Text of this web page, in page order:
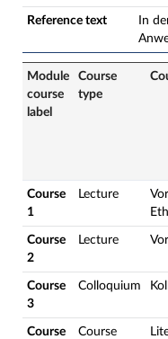
Reference text
In
Module
course
label
Course
type
Course
1
Lecture
Course
2
Lecture
Course
3
Colloquium
Course
Course